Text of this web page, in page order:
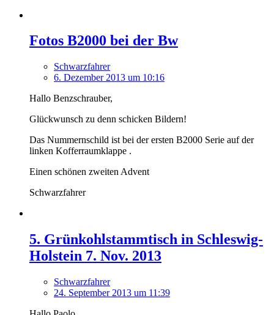
Fotos B2000 bei der Bw
Schwarzfahrer
6. Dezember 2013 um 10:16
Hallo Benzschrauber,
Glückwunsch zu denn schicken Bildern!
Das Nummernschild ist bei der ersten B2000 Serie auf der
linken Kofferraumklappe .
Einen schönen zweiten Advent
Schwarzfahrer
5. Grünkohlstammtisch in Schleswig-
Holstein 7. Nov. 2013
Schwarzfahrer
24. September 2013 um 11:39